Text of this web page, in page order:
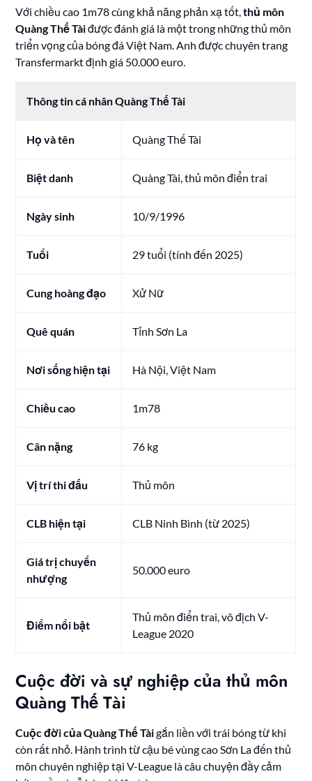
Với chiều cao 1m78 cùng khả năng phản xạ tốt,thủ môn
Quàng Thế Tàiđược đánh giá là một trong những thủ môn
triển vọng của bóng đá Việt Nam. Anh được chuyên trang
Transfermarkt định giá 50.000 euro.
Thông tin cá nhân Quàng Thế Tài
Họ và tên Quàng Thế Tài
Biệt danh Quàng Tài, thủ môn điển trai
Ngày sinh 10/9/1996
Tuổi 29 tuổi (tính đến 2025)
Cung hoàng đạo Xử Nữ
Quê quán Tỉnh Sơn La
Nơi sống hiện tại Hà Nội, Việt Nam
Chiều cao 1m78
Cân nặng 76 kg
Vị trí thi đấu Thủ môn
CLB hiện tại CLB Ninh Bình (từ 2025)
Giá trị chuyển
nhượng
50.000 euro
Điểm nổi bật
Thủ môn điển trai, vô địch V-
League 2020
Cuộc đời và sự nghiệp của thủ môn
Quàng Thế Tài
Cuộc đời của Quàng Thế Tàigắn liền với trái bóng từ khi
còn rất nhỏ. Hành trình từ cậu bé vùng cao Sơn La đến thủ
môn chuyên nghiệp tại V-League là câu chuyện đầy cảm